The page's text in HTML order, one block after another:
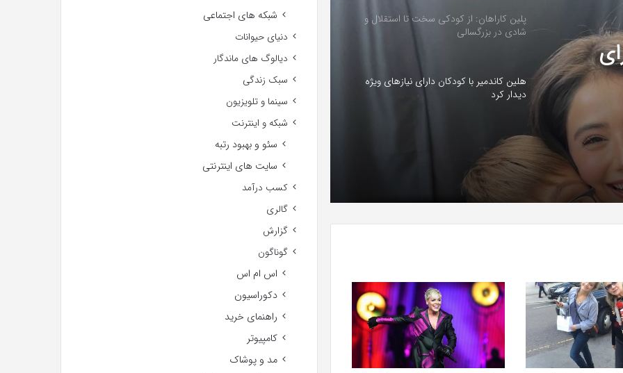
پلین کاراهان: از کودکی سخت تا استقلال و
شادی در بزرگسالی
هلین کاندمیر با کودکان دارای نیازهای ویژه
دیدار کرد
شبکه های اجتماعی
دنیای حیوانات
دیالوگ های ماندگار
سبک زندگی
سینما و تلویزیون
شبکه و اینترنت
سئو و بهبود رتبه
سایت های اینترنتی
کسب درآمد
گالری
گزارش
گوناگون
اس ام اس
دکوراسیون
راهنمای خرید
کامپیوتر
مد و پوشاک